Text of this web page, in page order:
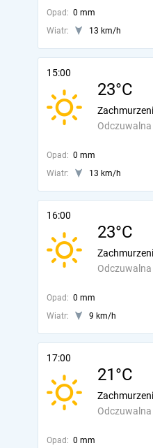
Opad: 0 mm
Wiatr:
13 km/h
15:00
23°C
Odczuwalna
Opad: 0 mm
Wiatr:
13 km/h
16:00
23°C
Odczuwalna
Opad: 0 mm
Wiatr:
9 km/h
17:00
21°C
Odczuwalna
Opad: 0 mm